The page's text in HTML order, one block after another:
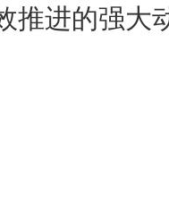
推进的强大